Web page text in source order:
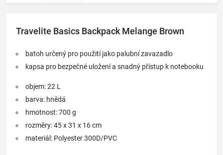
Travelite Basics Backpack Melange Brown
batoh určený pro použití jako palubní zavazadlo
kapsa pro bezpečné uložení a snadný přístup k notebooku
objem: 22 L
barva: hnědá
hmotnost: 700 g
rozměry: 45 x 31 x 16 cm
materiál: Polyester 300D/PVC